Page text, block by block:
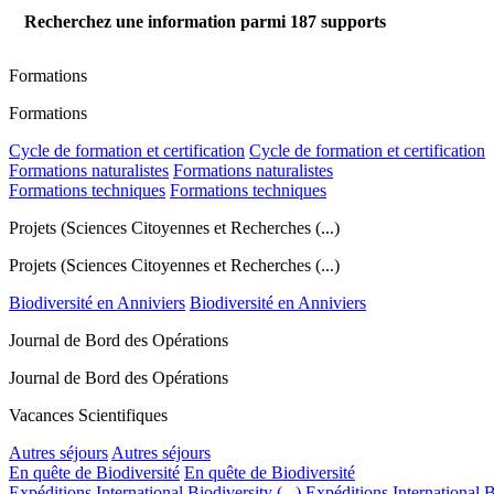
Recherchez une information parmi 187 supports
Formations
Formations
Cycle de formation et certification Cycle de formation et certification
Formations naturalistes Formations naturalistes
Formations techniques Formations techniques
Projets (Sciences Citoyennes et Recherches (...)
Projets (Sciences Citoyennes et Recherches (...)
Biodiversité en Anniviers Biodiversité en Anniviers
Journal de Bord des Opérations
Journal de Bord des Opérations
Vacances Scientifiques
Autres séjours Autres séjours
En quête de Biodiversité En quête de Biodiversité